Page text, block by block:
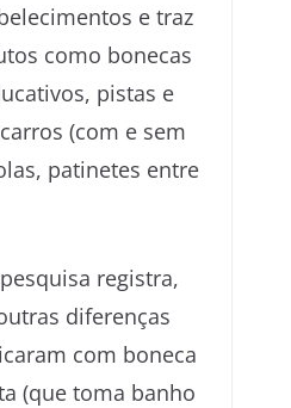
e traz
como bonecas
pistas e
(com e sem
patinetes entre
registra,
diferenças
com boneca
(que toma banho